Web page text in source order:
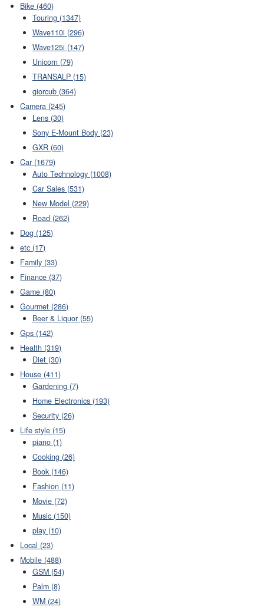
Bike (460)
Touring (1347)
Wave110i (296)
Wave125i (147)
Unicorn (79)
TRANSALP (15)
giorcub (364)
Camera (245)
Lens (30)
Sony E-Mount Body (23)
GXR (60)
Car (1679)
Auto Technology (1008)
Car Sales (531)
New Model (229)
Road (262)
Dog (125)
etc (17)
Family (33)
Finance (37)
Game (80)
Gourmet (286)
Beer & Liquor (55)
Gps (142)
Health (319)
Diet (30)
House (411)
Gardening (7)
Home Electronics (193)
Security (26)
Life style (15)
piano (1)
Cooking (26)
Book (146)
Fashion (11)
Movie (72)
Music (150)
play (10)
Local (23)
Mobile (488)
GSM (54)
Palm (8)
WM (24)